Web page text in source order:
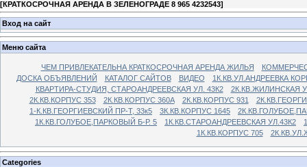
[КРАТКОСРОЧНАЯ АРЕНДА В ЗЕЛЕНОГРАДЕ 8 965 4232543]
Вход на сайт
Меню сайта
ЧЕМ ПРИВЛЕКАТЕЛЬНА КРАТКОСРОЧНАЯ АРЕНДА ЖИЛЬЯ
ДОСКА ОБЪЯВЛЕНИЙ
КАТАЛОГ САЙТОВ ВИДЕО
1К.КВ.УЛ.АНДРЕЕВКА
КВАРТИРА-СТУДИЯ, СТАРОАНДРЕЕВСКАЯ УЛ. 43К2
2К.КВ.ЖИЛИНСКАЯ
2К.КВ.КОРПУС 353
2К.КВ.КОРПУС 360А 2К.КВ.КОРПУС 931
1-К.КВ.ГЕОРГИЕВСКИЙ ПР-Т, 33к5
3К.КВ.КОРПУС 1645
1К.КВ.ГОЛУБОЕ,ПАРКОВЫЙ Б-Р. 5
1К.КВ.СТАРОАНДРЕЕВСКАЯ УЛ.43К2
1К.КВ.КОРПУС 705
Categories